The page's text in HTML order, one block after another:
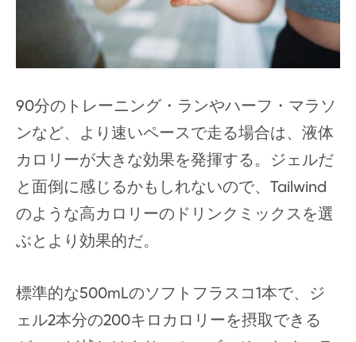
90分のトレーニング・ランやハーフ・マラソ
ンなど、より速いペースで走る場合は、液体
カロリーが大きな効果を発揮する。ジェルだ
と面倒に感じるかもしれないので、Tailwind
のような高カロリーのドリンクミックスを選
ぶとより効果的だ。
標準的な500mLのソフトフラスコ1本で、ジ
ェル2本分の200キロカロリーを摂取できる